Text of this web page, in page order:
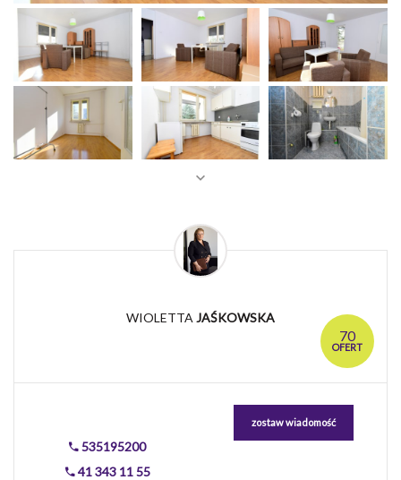
70
OFERT
WIOLETTA JAŚKOWSKA
535195200
41 343 11 55
zostaw wiadomość